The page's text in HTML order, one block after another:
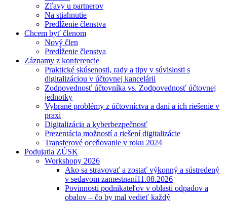
Zľavy u partnerov
Na stiahnutie
Predĺženie členstva
Chcem byť členom
Nový člen
Predĺženie členstva
Záznamy z konferencie
Praktické skúsenosti, rady a tipy v súvislosti s
digitalizáciou v účtovnej kancelárii
Zodpovednosť účtovníka vs. Zodpovednosť účtovnej
jednotky
Vybrané problémy z účtovníctva a daní a ich riešenie v
praxi
Digitalizácia a kyberbezpečnosť
Prezentácia možností a riešení digitalizácie
Transferové oceňovanie v roku 2024
Podujatia ZÚSK
Workshopy 2026
Ako sa stravovať a zostať výkonný a sústredený
v sedavom zamestnaní11.08.2026
Povinnosti podnikateľov v oblasti odpadov a
obalov – čo by mal vedieť každý